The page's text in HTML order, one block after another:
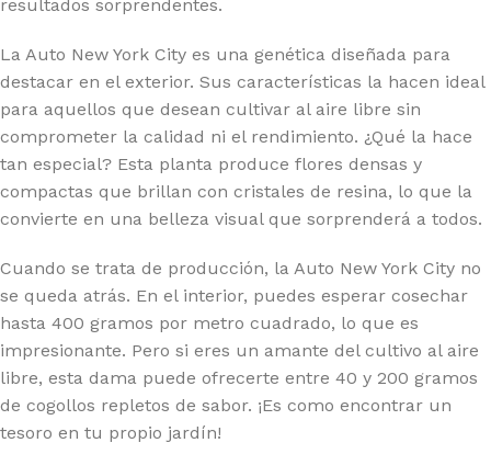
resultados sorprendentes.
La Auto New York City es una genética diseñada para
destacar en el exterior. Sus características la hacen ideal
para aquellos que desean cultivar al aire libre sin
comprometer la calidad ni el rendimiento. ¿Qué la hace
tan especial? Esta planta produce flores densas y
compactas que brillan con cristales de resina, lo que la
convierte en una belleza visual que sorprenderá a todos.
Cuando se trata de producción, la Auto New York City no
se queda atrás. En el interior, puedes esperar cosechar
hasta 400 gramos por metro cuadrado, lo que es
impresionante. Pero si eres un amante del cultivo al aire
libre, esta dama puede ofrecerte entre 40 y 200 gramos
de cogollos repletos de sabor. ¡Es como encontrar un
tesoro en tu propio jardín!